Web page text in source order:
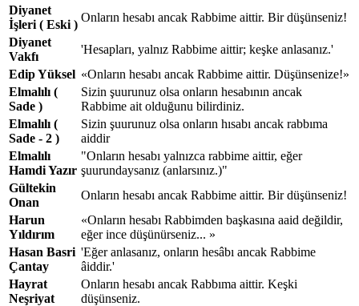
Diyanet
İşleri ( Eski )
Onların hesabı ancak Rabbime aittir. Bir düşünseniz!
Diyanet
Vakfı
'Hesapları, yalnız Rabbime aittir; keşke anlasanız.'
Edip Yüksel «Onların hesabı ancak Rabbime aittir. Düşünsenize!»
Elmalılı (
Sade )
Sizin şuurunuz olsa onların hesabının ancak
Rabbime ait olduğunu bilirdiniz.
Elmalılı (
Sade - 2 )
Sizin şuurunuz olsa onların hısabı ancak rabbıma
aiddir
Elmalılı
Hamdi Yazır
"Onların hesabı yalnızca rabbime aittir, eğer
şuurundaysanız (anlarsınız.)"
Gültekin
Onan
Onların hesabı ancak Rabbime aittir. Bir düşünseniz!
Harun
Yıldırım
«Onların hesabı Rabbimden başkasına aaid değildir,
eğer ince düşünürseniz... »
Hasan Basri
Çantay
'Eğer anlasanız, onların hesâbı ancak Rabbime
âiddir.'
Hayrat
Neşriyat
Onların hesabı ancak Rabbıma aittir. Keşki
düşünseniz.